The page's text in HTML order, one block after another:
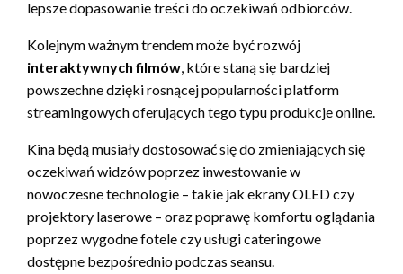
lepsze dopasowanie treści do oczekiwań odbiorców.
Kolejnym ważnym trendem może być rozwój
interaktywnych filmów, które staną się bardziej
powszechne dzięki rosnącej popularności platform
streamingowych oferujących tego typu produkcje online.
Kina będą musiały dostosować się do zmieniających się
oczekiwań widzów poprzez inwestowanie w
nowoczesne technologie – takie jak ekrany OLED czy
projektory laserowe – oraz poprawę komfortu oglądania
poprzez wygodne fotele czy usługi cateringowe
dostępne bezpośrednio podczas seansu.